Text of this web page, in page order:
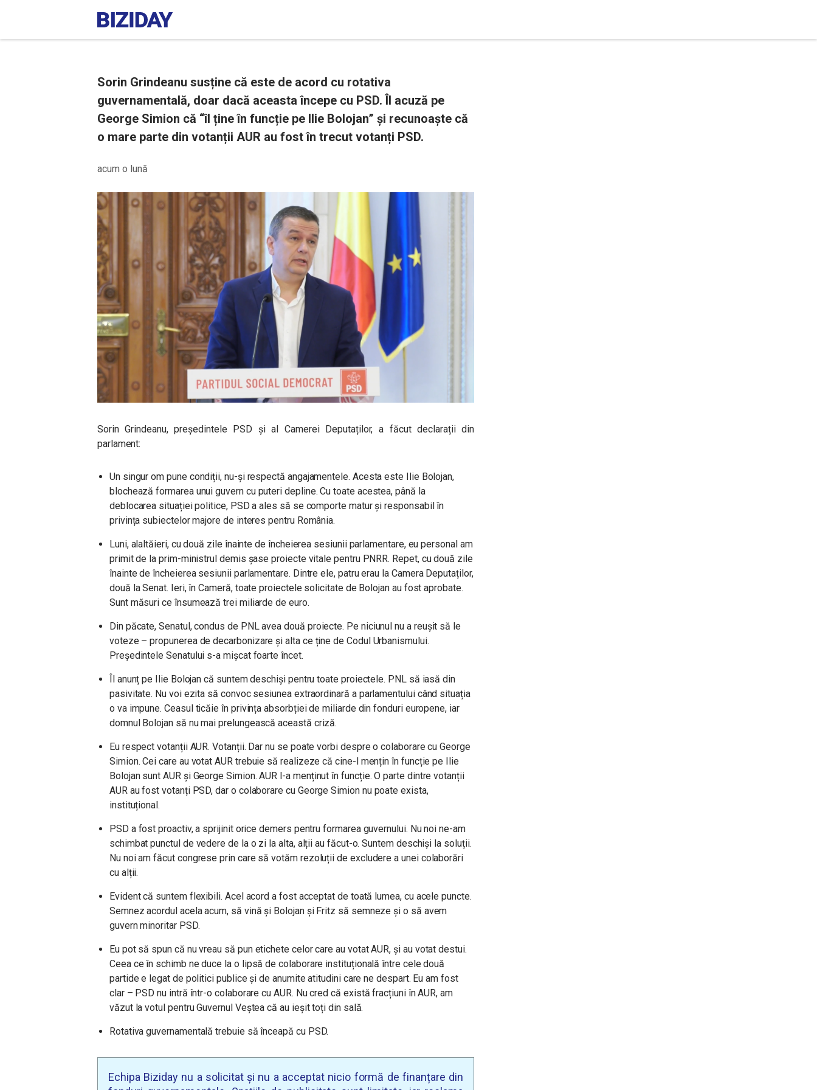
Sorin Grindeanu susține că este de acord cu rotativa
guvernamentală, doar dacă aceasta începe cu PSD. Îl acuză pe
George Simion că “îl ține în funcție pe Ilie Bolojan” și recunoaște că
o mare parte din votanții AUR au fost în trecut votanți PSD.
acum o lună
Sorin Grindeanu, președintele PSD și al Camerei Deputaților, a făcut declarații din
parlament:
Un singur om pune condiții, nu-și respectă angajamentele. Acesta este Ilie Bolojan,
blochează formarea unui guvern cu puteri depline. Cu toate acestea, până la
deblocarea situației politice, PSD a ales să se comporte matur și responsabil în
privința subiectelor majore de interes pentru România.
Luni, alaltăieri, cu două zile înainte de încheierea sesiunii parlamentare, eu personal am
primit de la prim-ministrul demis șase proiecte vitale pentru PNRR. Repet, cu două zile
înainte de încheierea sesiunii parlamentare. Dintre ele, patru erau la Camera Deputaților,
două la Senat. Ieri, în Cameră, toate proiectele solicitate de Bolojan au fost aprobate.
Sunt măsuri ce însumează trei miliarde de euro.
Din păcate, Senatul, condus de PNL avea două proiecte. Pe niciunul nu a reușit să le
voteze – propunerea de decarbonizare și alta ce ține de Codul Urbanismului.
Președintele Senatului s-a mișcat foarte încet.
Îl anunț pe Ilie Bolojan că suntem deschiși pentru toate proiectele. PNL să iasă din
pasivitate. Nu voi ezita să convoc sesiunea extraordinară a parlamentului când situația
o va impune. Ceasul ticăie în privința absorbției de miliarde din fonduri europene, iar
domnul Bolojan să nu mai prelungească această criză.
Eu respect votanții AUR. Votanții. Dar nu se poate vorbi despre o colaborare cu George
Simion. Cei care au votat AUR trebuie să realizeze că cine-l mențin în funcție pe Ilie
Bolojan sunt AUR și George Simion. AUR l-a menținut în funcție. O parte dintre votanții
AUR au fost votanți PSD, dar o colaborare cu George Simion nu poate exista,
instituțional.
PSD a fost proactiv, a sprijinit orice demers pentru formarea guvernului. Nu noi ne-am
schimbat punctul de vedere de la o zi la alta, alții au făcut-o. Suntem deschiși la soluții.
Nu noi am făcut congrese prin care să votăm rezoluții de excludere a unei colaborări
cu alții.
Evident că suntem flexibili. Acel acord a fost acceptat de toată lumea, cu acele puncte.
Semnez acordul acela acum, să vină și Bolojan și Fritz să semneze și o să avem
guvern minoritar PSD.
Eu pot să spun că nu vreau să pun etichete celor care au votat AUR, și au votat destui.
Ceea ce în schimb ne duce la o lipsă de colaborare instituțională între cele două
partide e legat de politici publice și de anumite atitudini care ne despart. Eu am fost
clar – PSD nu intră într-o colaborare cu AUR. Nu cred că există fracțiuni în AUR, am
văzut la votul pentru Guvernul Veștea că au ieșit toți din sală.
Rotativa guvernamentală trebuie să înceapă cu PSD.
Echipa Biziday nu a solicitat și nu a acceptat nicio formă de finanțare din